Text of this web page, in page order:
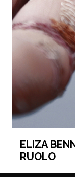
ELIZA
RUOLO